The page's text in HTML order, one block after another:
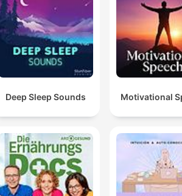
Deep Sleep Sounds Motivational